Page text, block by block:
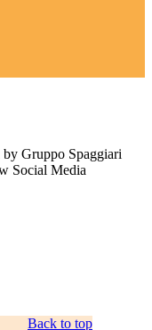
Gruppo Spaggiari
Social Media
Back to top